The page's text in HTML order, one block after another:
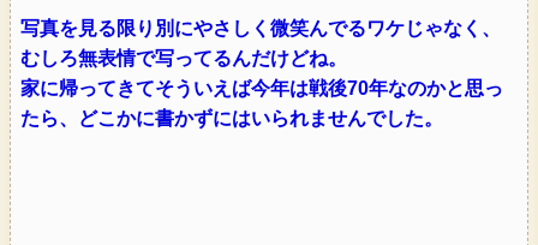
写真を見る限り別にやさしく微笑んでるワケじゃなく、
むしろ無表情で写ってるんだけどね。
家に帰ってきてそういえば今年は戦後70年なのかと思っ
たら、どこかに書かずにはいられませんでした。